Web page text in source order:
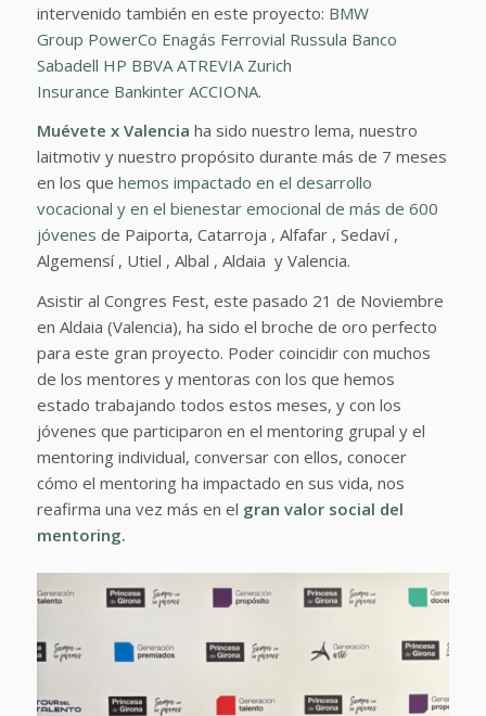
intervenido también en este proyecto: BMW
Group PowerCo Enagás Ferrovial Russula Banco
Sabadell HP BBVA ATREVIA Zurich
Insurance Bankinter ACCIONA.
Muévete x Valencia ha sido nuestro lema, nuestro
laitmotiv y nuestro propósito durante más de 7 meses
en los que hemos impactado en el desarrollo
vocacional y en el bienestar emocional de más de 600
jóvenes de Paiporta, Catarroja , Alfafar , Sedaví ,
Algemensí , Utiel , Albal , Aldaia y Valencia.
Asistir al Congres Fest, este pasado 21 de Noviembre
en Aldaia (Valencia), ha sido el broche de oro perfecto
para este gran proyecto. Poder coincidir con muchos
de los mentores y mentoras con los que hemos
estado trabajando todos estos meses, y con los
jóvenes que participaron en el mentoring grupal y el
mentoring individual, conversar con ellos, conocer
cómo el mentoring ha impactado en sus vida, nos
reafirma una vez más en el gran valor social del
mentoring.